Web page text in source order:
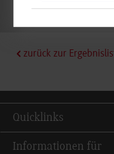
zurück zur
Quicklinks
Informationen für